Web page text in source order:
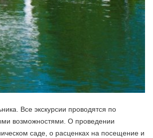
Все экскурсии проводятся по
возможностями. О проведении
саде, о расценках на посещение и